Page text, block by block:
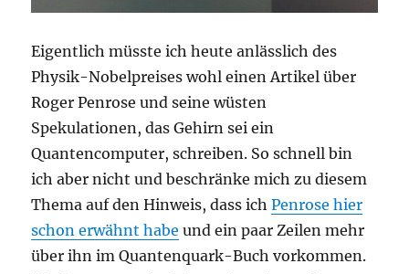
Eigentlich müsste ich heute anlässlich des
Physik-Nobelpreises wohl einen Artikel über
Roger Penrose und seine wüsten
Spekulationen, das Gehirn sei ein
Quantencomputer, schreiben. So schnell bin
ich aber nicht und beschränke mich zu diesem
Thema auf den Hinweis, dass ichPenrose hier
schon erwähnt habe und ein paar Zeilen mehr
über ihn im Quantenquark-Buch vorkommen.